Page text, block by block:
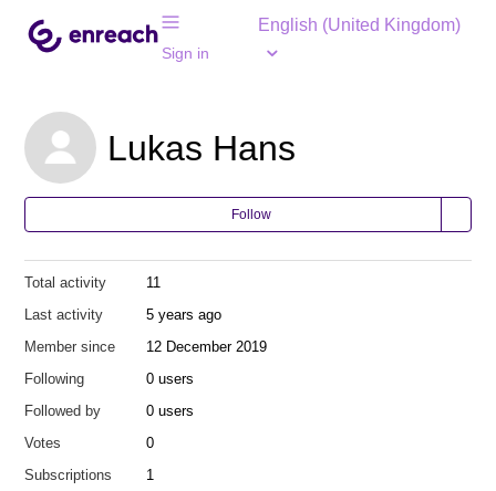
Sign in
English (United Kingdom)
Lukas Hans
Follow
Total activity
11
Last activity
5 years ago
Member since
12 December 2019
Following
0 users
Followed by
0 users
Votes
0
Subscriptions
1